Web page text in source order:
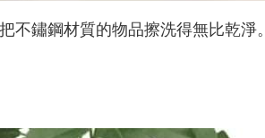
不鏽鋼材質的物品擦洗得無比乾淨。